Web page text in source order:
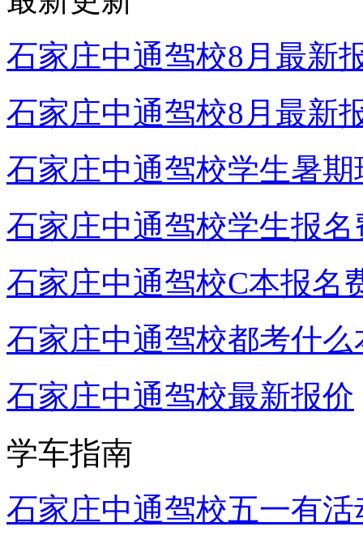
石家庄中通驾校8月最新
石家庄中通驾校8月最新
石家庄中通驾校学生暑期
石家庄中通驾校学生报名
石家庄中通驾校C本报名
石家庄中通驾校都考什么
石家庄中通驾校最新报价
学车指南
石家庄中通驾校五一有活